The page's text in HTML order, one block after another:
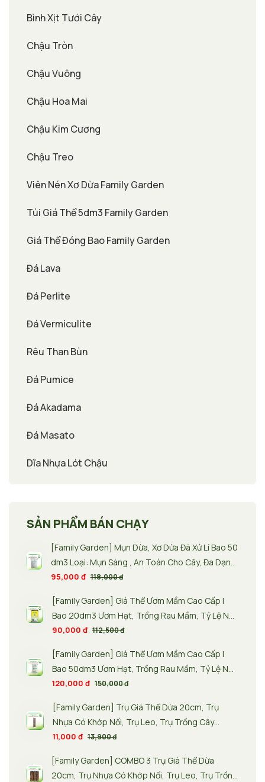
Bình Xịt Tưới Cây
Chậu Tròn
Chậu Vuông
Chậu Hoa Mai
Chậu Kim Cương
Chậu Treo
Viên Nén Xơ Dừa Family Garden
Túi Giá Thể 5dm3 Family Garden
Giá Thể Đóng Bao Family Garden
Đá Lava
Đá Perlite
Đá Vermiculite
Rêu Than Bùn
Đá Pumice
Đá Akadama
Đá Masato
Dĩa Nhựa Lót Chậu
SẢN PHẨM BÁN CHẠY
[Family Garden] Mụn Dừa, Xơ Dừa Đã Xử Lí Bao 50
dm3 Loại: Mụn Sàng , An Toàn Cho Cây, Đa Dạng
Phân Loại, Phù Hợp Nhiều Loại Cây -
95,000 đ 118,000 đ
[Family Garden] Giá Thể Ươm Mầm Cao Cấp |
Bao 20dm3 Ươm Hạt, Trồng Rau Mầm, Tỷ Lệ Nảy
Mầm Cao, Giàu Dinh Dưỡng
90,000 đ 112,500 đ
[Family Garden] Giá Thể Ươm Mầm Cao Cấp |
Bao 50dm3 Ươm Hạt, Trồng Rau Mầm, Tỷ Lệ Nảy
Mầm Cao, Giàu Dinh Dưỡng
120,000 đ 150,000 đ
[Family Garden] Trụ Giá Thể Dừa 20cm, Trụ
Nhựa Có Khớp Nối, Trụ Leo, Trụ Trồng Cây
Monstera - Màu sắc trụ: Trắng
11,000 đ 13,900 đ
[Family Garden] COMBO 3 Trụ Giá Thể Dừa
20cm, Trụ Nhựa Có Khớp Nối, Trụ Leo, Trụ Trồng